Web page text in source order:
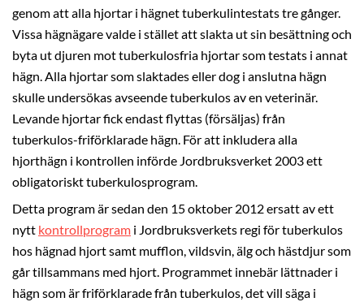
genom att alla hjortar i hägnet tuberkulintestats tre gånger.
Vissa hägnägare valde i stället att slakta ut sin besättning och
byta ut djuren mot tuberkulosfria hjortar som testats i annat
hägn. Alla hjortar som slaktades eller dog i anslutna hägn
skulle undersökas avseende tuberkulos av en veterinär.
Levande hjortar fick endast flyttas (försäljas) från
tuberkulos-friförklarade hägn. För att inkludera alla
hjorthägn i kontrollen införde Jordbruksverket 2003 ett
obligatoriskt tuberkulosprogram.
Detta program är sedan den 15 oktober 2012 ersatt av ett
nytt kontrollprogram i Jordbruksverkets regi för tuberkulos
hos hägnad hjort samt mufflon, vildsvin, älg och hästdjur som
går tillsammans med hjort. Programmet innebär lättnader i
hägn som är friförklarade från tuberkulos, det vill säga i